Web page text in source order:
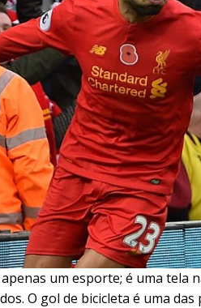
um esporte; é uma tela
O gol de bicicleta é uma